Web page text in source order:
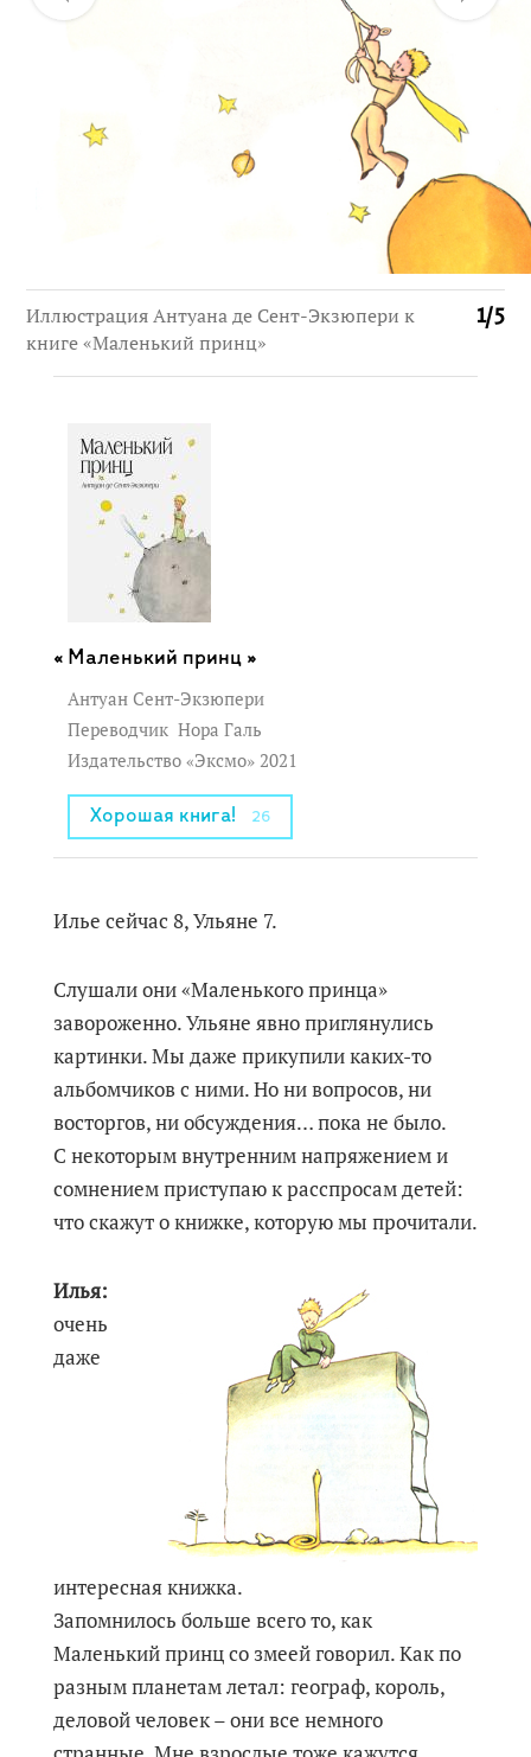
1/5
Иллюстрация Антуана де Сент-Экзюпери к
книге «Маленький принц»
Маленький принц »
Антуан Сент-Экзюпери
Переводчик Нора Галь
Издательство «Эксмо» 2021
Хорошая книга! 26
Илье сейчас 8, Ульяне 7.
Слушали они «Маленького принца»
завороженно. Ульяне явно приглянулись
картинки. Мы даже прикупили каких-то
альбомчиков с ними. Но ни вопросов, ни
восторгов, ни обсуждения… пока не было.
С некоторым внутренним напряжением и
сомнением приступаю к расспросам детей:
что скажут о книжке, которую мы прочитали.
Илья:
очень
даже
интересная книжка.
Запомнилось больше всего то, как
Маленький принц со змеей говорил. Как по
разным планетам летал: географ, король,
деловой человек – они все немного